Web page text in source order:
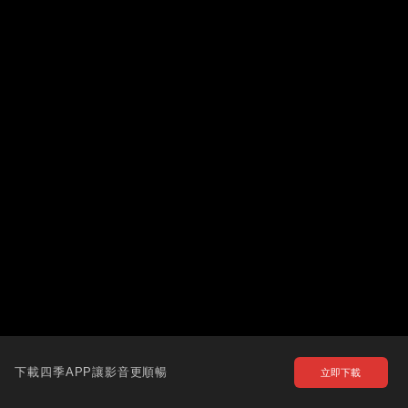
下載四季APP讓影音更順暢 立即下載